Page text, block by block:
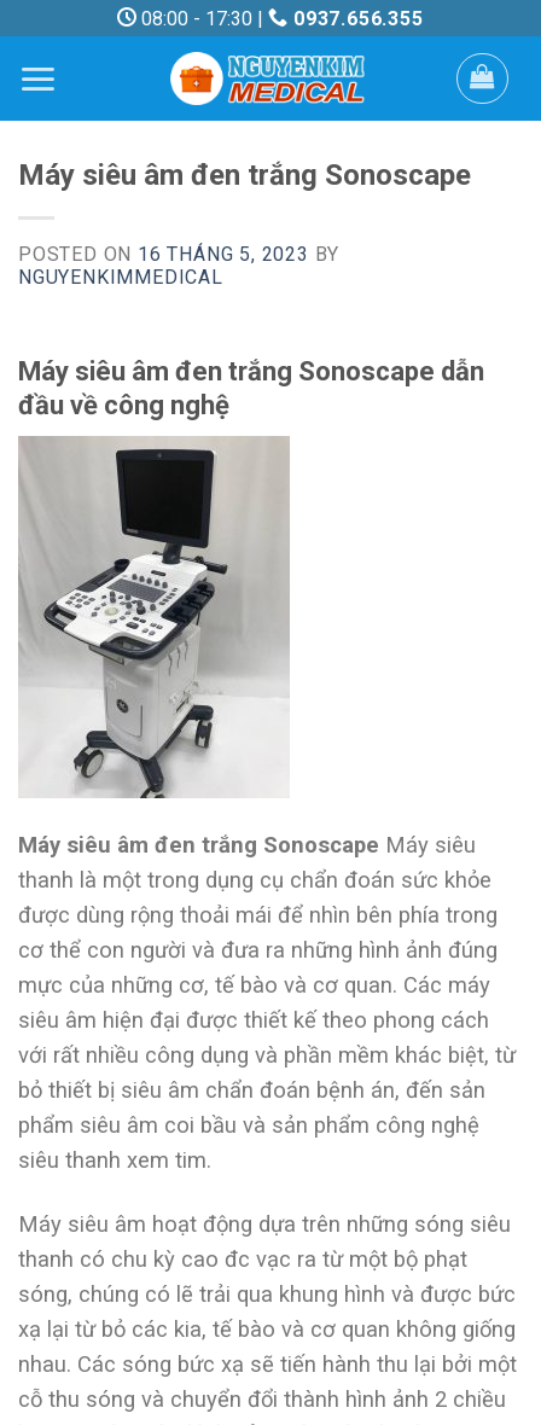
content
08:00 - 17:30 | 0937.656.355
Máy siêu âm đen trắng Sonoscape
POSTED ON 16 THÁNG 5, 2023 BY
NGUYENKIMMEDICAL
Máy siêu âm đen trắng Sonoscape dẫn
đầu về công nghệ
Máy siêu âm đen trắng Sonoscape Máy siêu
thanh là một trong dụng cụ chẩn đoán sức khỏe
được dùng rộng thoải mái để nhìn bên phía trong
cơ thể con người và đưa ra những hình ảnh đúng
mực của những cơ, tế bào và cơ quan. Các máy
siêu âm hiện đại được thiết kế theo phong cách
với rất nhiều công dụng và phần mềm khác biệt, từ
bỏ thiết bị siêu âm chẩn đoán bệnh án, đến sản
phẩm siêu âm coi bầu và sản phẩm công nghệ
siêu thanh xem tim.
Máy siêu âm hoạt động dựa trên những sóng siêu
thanh có chu kỳ cao đc vạc ra từ một bộ phạt
sóng, chúng có lẽ trải qua khung hình và được bức
xạ lại từ bỏ các kia, tế bào và cơ quan không giống
nhau. Các sóng bức xạ sẽ tiến hành thu lại bởi một
cỗ thu sóng và chuyển đổi thành hình ảnh 2 chiều